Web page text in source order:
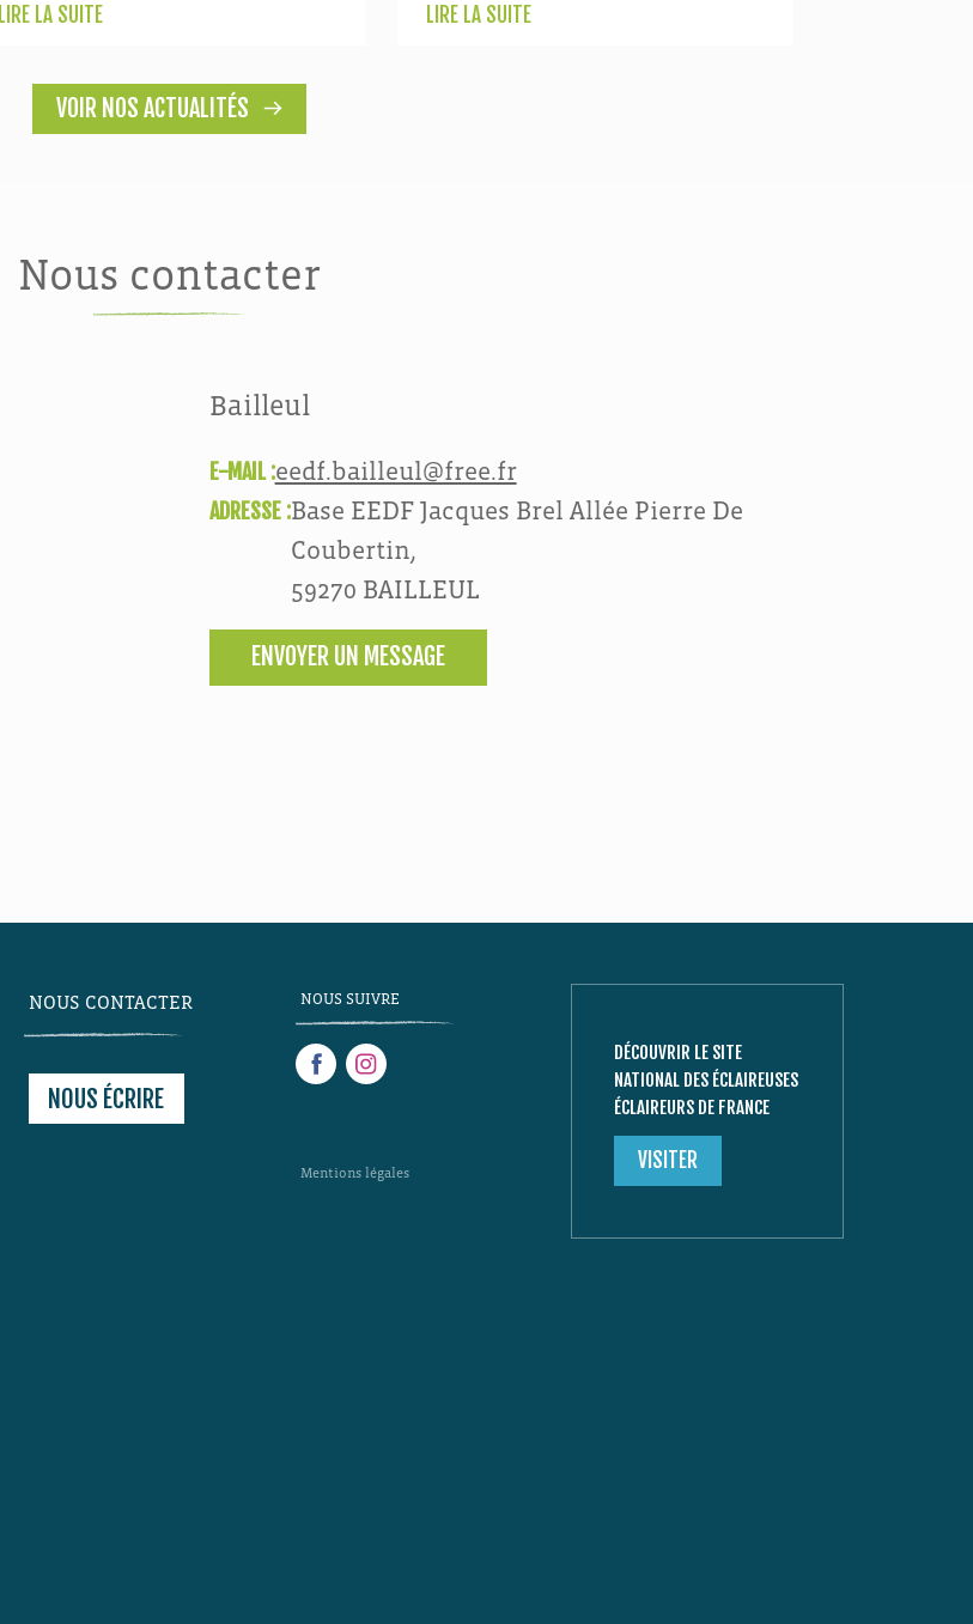
LIRE LA SUITE LIRE LA SUITE
VOIR NOS ACTUALITÉS
Nous contacter
Bailleul
E-MAIL :eedf.bailleul@free.fr
ADRESSE :Base EEDF Jacques Brel Allée Pierre De
Coubertin,
59270 BAILLEUL
ENVOYER UN MESSAGE
NOUS CONTACTER
NOUS ÉCRIRE
NOUS SUIVRE
Mentions légales
DÉCOUVRIR LE SITE
NATIONAL DES ÉCLAIREUSES
ÉCLAIREURS DE FRANCE
VISITER